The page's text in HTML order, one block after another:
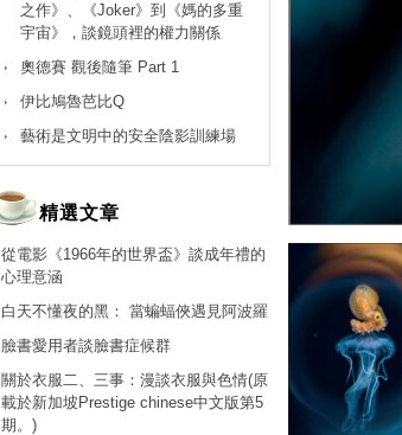
之作》、《Joker》到《媽的多重
宇宙》，談鏡頭裡的權力關係
奧德賽 觀後隨筆 Part 1
伊比鳩魯芭比Q
藝術是文明中的安全陰影訓練場
精選文章
從電影《1966年的世界盃》談成年禮的
心理意涵
白天不懂夜的黑： 當蝙蝠俠遇見阿波羅
臉書愛用者談臉書症候群
關於衣服二、三事：漫談衣服與色情(原
載於新加坡Prestige chinese中文版第5
期。)